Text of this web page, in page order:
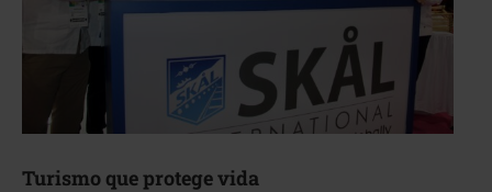
Turismo que protege vida